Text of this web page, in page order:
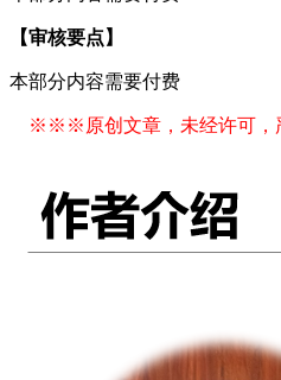
【审核要点】
本部分内容需要付费
※※※原创文章，未经许可